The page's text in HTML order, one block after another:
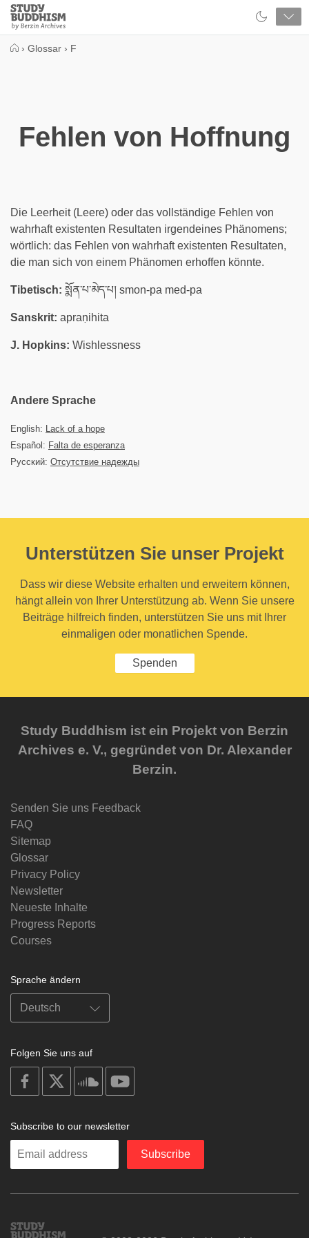
Close
Study
Buddhism
› Glossar › F
Fehlen von Hoffnung
Die Leerheit (Leere) oder das vollständige Fehlen von
wahrhaft existenten Resultaten irgendeines Phänomens;
wörtlich: das Fehlen von wahrhaft existenten Resultaten,
die man sich von einem Phänomen erhoffen könnte.
Tibetisch: སྨོན་པ་མེད་པ། smon-pa med-pa
Sanskrit: apraṇihita
J. Hopkins: Wishlessness
Andere Sprache
English: Lack of a hope
Español: Falta de esperanza
Русский: Отсутствие надежды
Unterstützen Sie unser Projekt
Dass wir diese Website erhalten und erweitern können,
hängt allein von Ihrer Unterstützung ab. Wenn Sie unsere
Beiträge hilfreich finden, unterstützen Sie uns mit Ihrer
einmaligen oder monatlichen Spende.
Spenden
Study Buddhism ist ein Projekt von Berzin
Archives e. V., gegründet von Dr. Alexander
Berzin.
Senden Sie uns Feedback
FAQ
Sitemap
Glossar
Privacy Policy
Newsletter
Neueste Inhalte
Progress Reports
Courses
Sprache ändern
Folgen Sie uns auf
on
facebook
soundcloud
Subscribe to our newsletter
Enter
Subscribe
Study